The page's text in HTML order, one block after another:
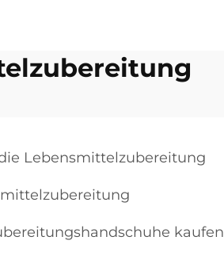
Lebensmittelzubereitung
kaufen